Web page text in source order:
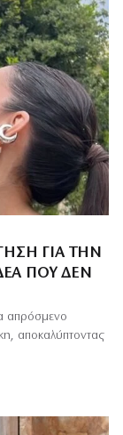
ΓΙΑ ΤΗΝ
ΠΟΥ ΔΕΝ
απρόσμενο
αποκαλύπτοντας